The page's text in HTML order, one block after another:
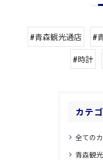
#青森観光通店 #
#時計
カテ
全ての
青森観